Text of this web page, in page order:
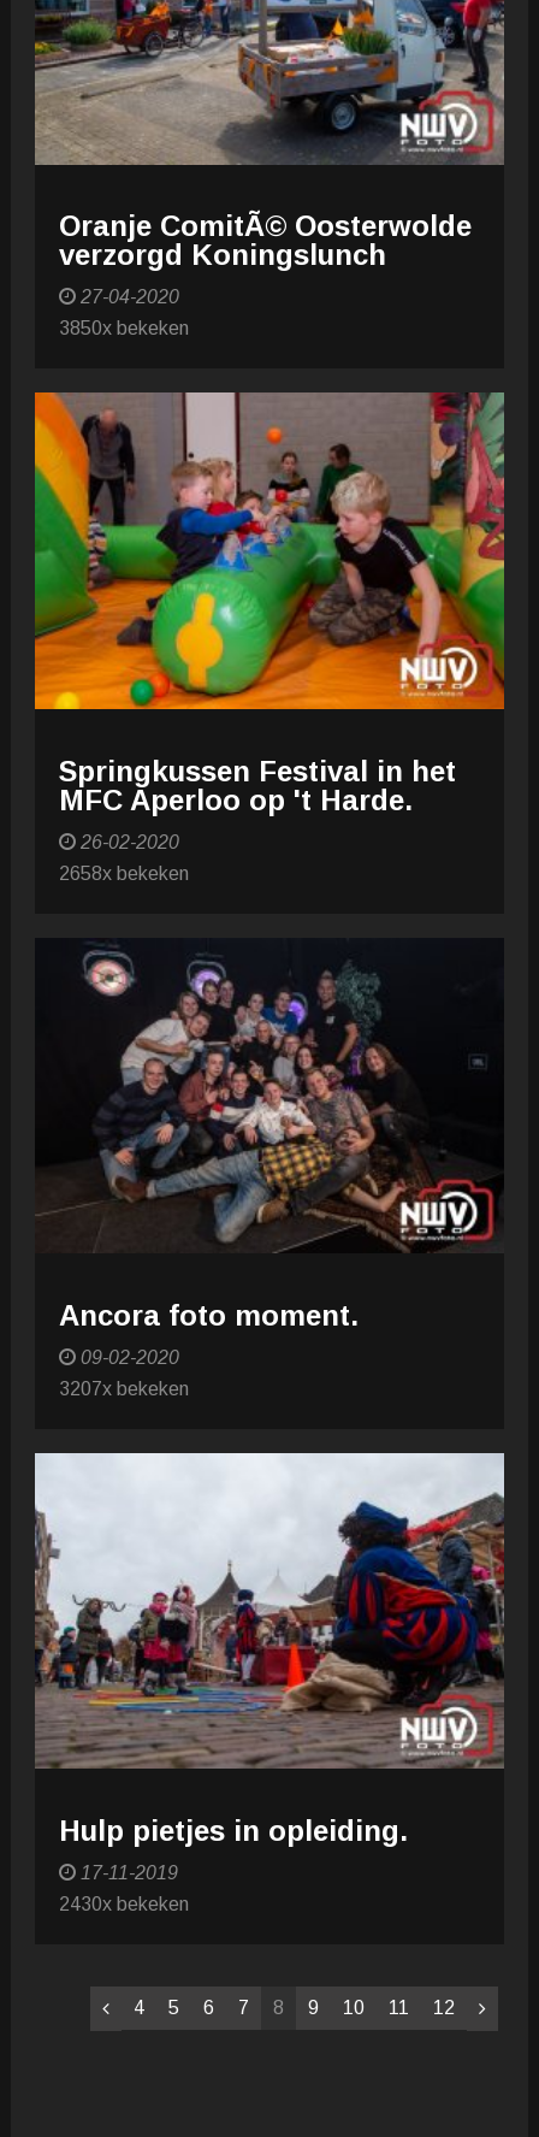
Oranje ComitÃ© Oosterwolde
verzorgd Koningslunch
27-04-2020
3850x bekeken
Springkussen Festival in het
MFC Aperloo op 't Harde.
26-02-2020
2658x bekeken
Ancora foto moment.
09-02-2020
3207x bekeken
Hulp pietjes in opleiding.
17-11-2019
2430x bekeken
4 5 6 7 8 9 10 11 12